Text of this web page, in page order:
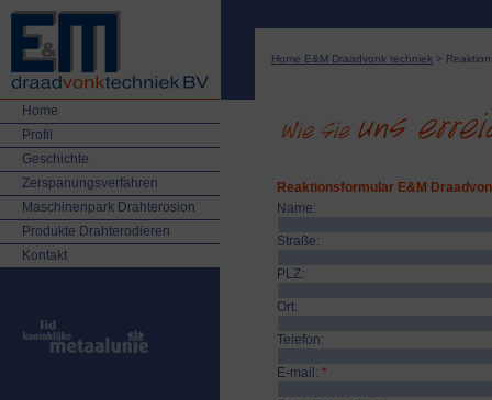
Home
Profil
Geschichte
Zerspanungsverfahren
Maschinenpark Drahterosion
Produkte Drahterodieren
Kontakt
Home E&M Draadvonk techniek >
Reaktionsformular E&M
Name:
Straße:
PLZ:
Ort:
Telefon:
E-mail: *